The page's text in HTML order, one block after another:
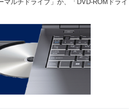
マルチドライブ」か、「DVD-ROMドライ